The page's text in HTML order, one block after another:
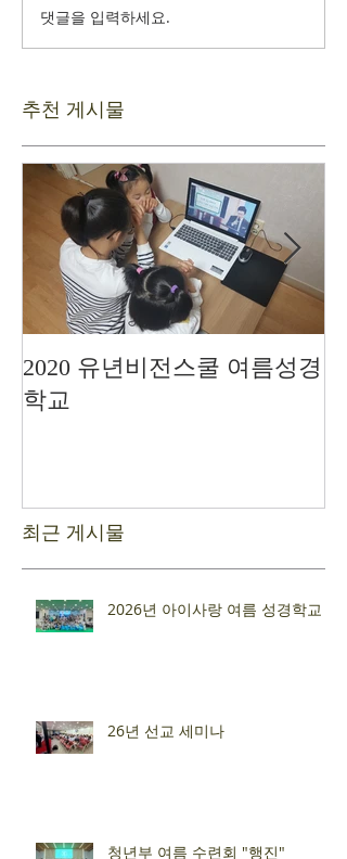
댓글을 입력하세요.
추천 게시물
2020 유년비전스쿨 여름성경
학교
최근 게시물
2026년 아이사랑 여름 성경학교
26년 선교 세미나
청년부 여름 수련회 "행진"